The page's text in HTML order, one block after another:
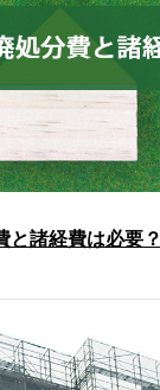
と諸経費は必要？